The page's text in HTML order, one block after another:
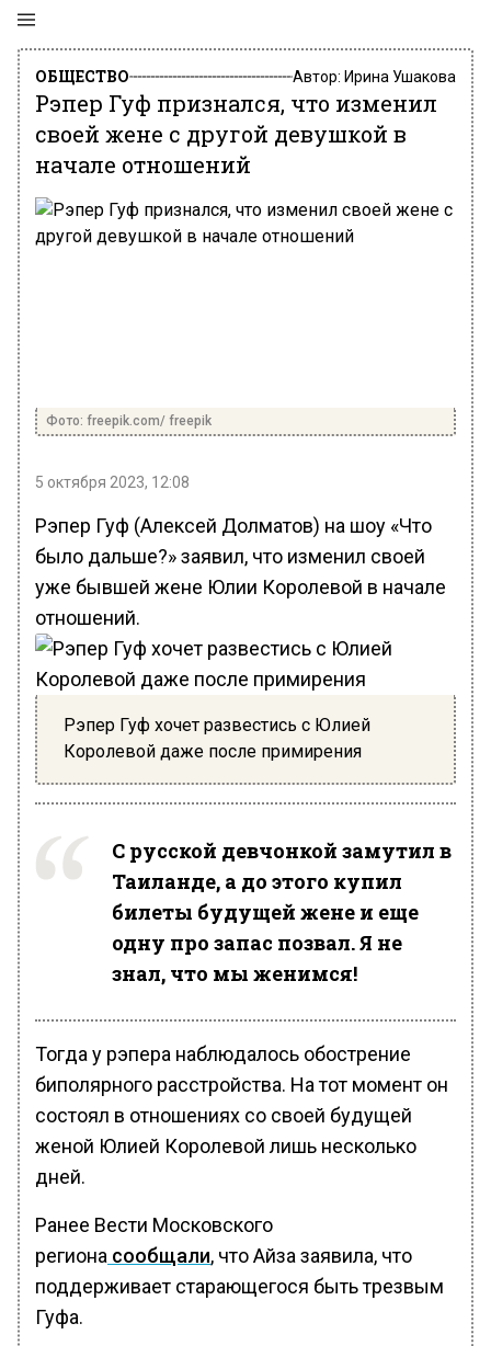
ОБЩЕСТВО Автор: Ирина Ушакова
Рэпер Гуф признался, что изменил
своей жене с другой девушкой в
начале отношений
Фото: freepik.com/ freepik
5 октября 2023, 12:08
Рэпер Гуф (Алексей Долматов) на шоу «Что
было дальше?» заявил, что изменил своей
уже бывшей жене Юлии Королевой в начале
отношений.
Рэпер Гуф хочет развестись с Юлией
Королевой даже после примирения
С русской девчонкой замутил в
Таиланде, а до этого купил
билеты будущей жене и еще
одну про запас позвал. Я не
знал, что мы женимся!
Тогда у рэпера наблюдалось обострение
биполярного расстройства. На тот момент он
состоял в отношениях со своей будущей
женой Юлией Королевой лишь несколько
дней.
Ранее Вести Московского
региона сообщали, что Айза заявила, что
поддерживает старающегося быть трезвым
Гуфа.